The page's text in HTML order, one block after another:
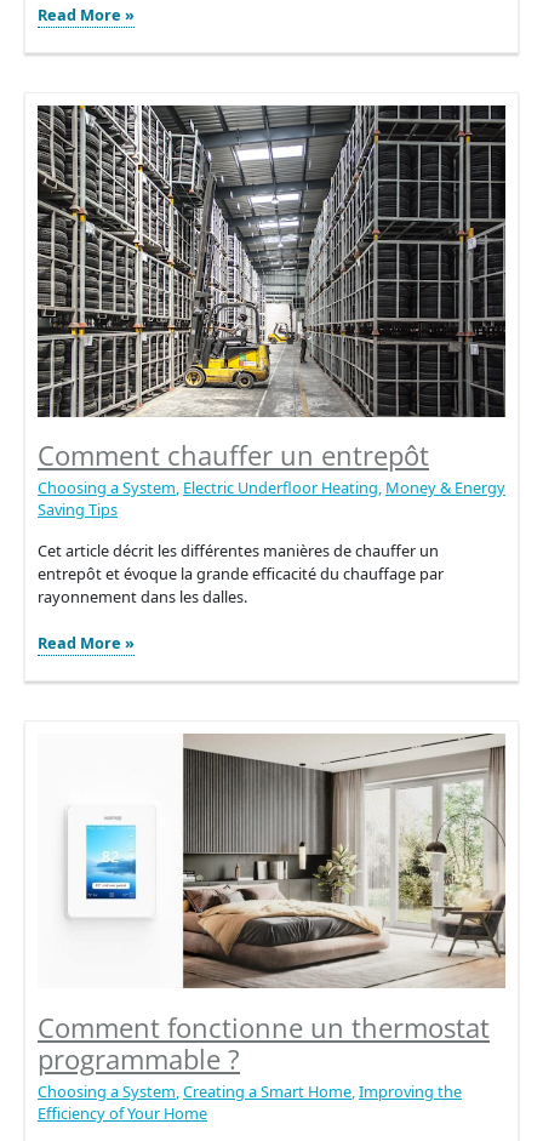
Le
ultime
chauffages
pour
tiny
houses
Read More »
Comment chauffer un entrepôt
Choosing a System, Electric Underfloor Heating, Money & Energy
Saving Tips
Cet article décrit les différentes manières de chauffer un
entrepôt et évoque la grande efficacité du chauffage par
rayonnement dans les dalles.
Comment
un
Read More »
Comment fonctionne un thermostat
programmable ?
Choosing a System,Creating a Smart Home,Improving the
Efficiency of Your Home